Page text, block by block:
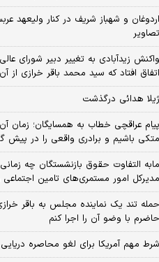
اردوغان و شهباز شریف در کنار ولیعهد
تصاویر
واکنش زیدآبادی به تغییر دبیر شورای
اتفاق افتاد که سید محمد باقر خرازی از
ژیلا هدائی درگذشت
پیام عراقچی خطاب به همسایگان؛ زمان
متکی باشیم و برادری واقعی را در پیش
مابه التفاوت حقوق بازنشستگان چه
مدیرکل امور مستمری‌های تامین اجتماعی
حمله تند یک نماینده مجلس به باقر
حاضرم با وضو آن را اجرا کنم
شرط مهم آمریکا برای لغو محاصره دریایی